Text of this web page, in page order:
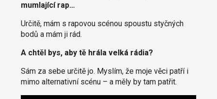
mumlající rap…
Určitě, mám s rapovou scénou spoustu styčných
bodů a mám ji rád.
A chtěl bys, aby tě hrála velká rádia?
Sám za sebe určitě jo. Myslím, že moje věci patří i
mimo alternativní scénu – a měly by tam patřit.